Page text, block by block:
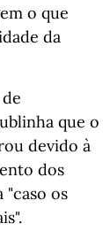
o que
da
que o
devido à
dos
os